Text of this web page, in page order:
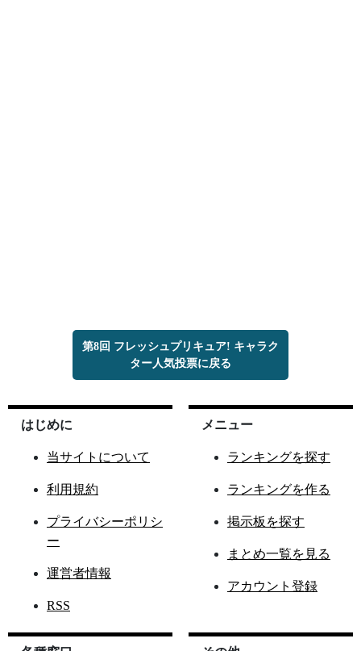
第8回 フレッシュプリキュア! キャラク
ター人気投票に戻る
はじめに
当サイトについて
利用規約
プライバシーポリシ
ー
運営者情報
RSS
メニュー
ランキングを探す
ランキングを作る
掲示板を探す
まとめ一覧を見る
アカウント登録